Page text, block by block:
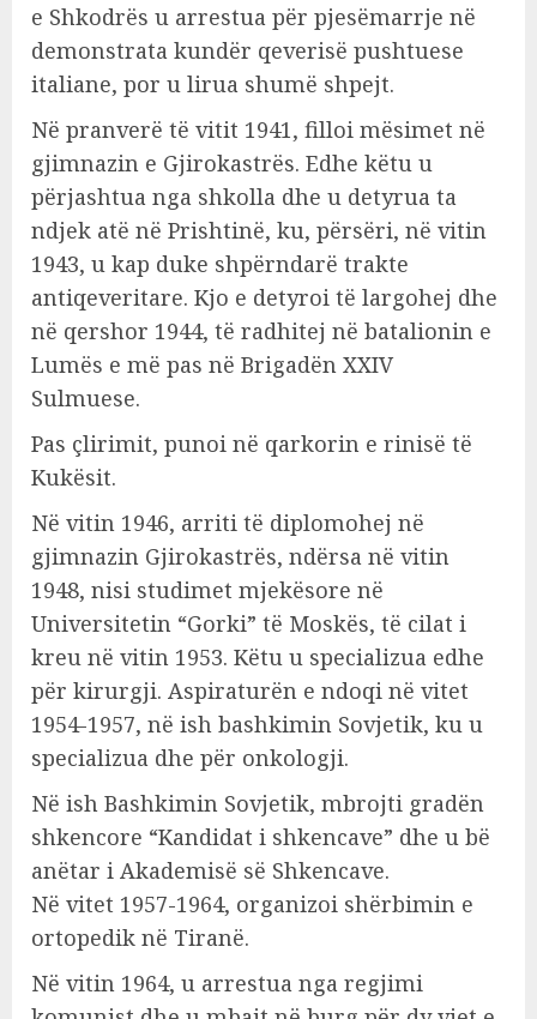
e Shkodrës u arrestua për pjesëmarrje në
demonstrata kundër qeverisë pushtuese
italiane, por u lirua shumë shpejt.
Në pranverë të vitit 1941, filloi mësimet në
gjimnazin e Gjirokastrës. Edhe këtu u
përjashtua nga shkolla dhe u detyrua ta
ndjek atë në Prishtinë, ku, përsëri, në vitin
1943, u kap duke shpërndarë trakte
antiqeveritare. Kjo e detyroi të largohej dhe
në qershor 1944, të radhitej në batalionin e
Lumës e më pas në Brigadën XXIV
Sulmuese.
Pas çlirimit, punoi në qarkorin e rinisë të
Kukësit.
Në vitin 1946, arriti të diplomohej në
gjimnazin Gjirokastrës, ndërsa në vitin
1948, nisi studimet mjekësore në
Universitetin “Gorki” të Moskës, të cilat i
kreu në vitin 1953. Këtu u specializua edhe
për kirurgji. Aspiraturën e ndoqi në vitet
1954-1957, në ish bashkimin Sovjetik, ku u
specializua dhe për onkologji.
Në ish Bashkimin Sovjetik, mbrojti gradën
shkencore “Kandidat i shkencave” dhe u bë
anëtar i Akademisë së Shkencave.
Në vitet 1957-1964, organizoi shërbimin e
ortopedik në Tiranë.
Në vitin 1964, u arrestua nga regjimi